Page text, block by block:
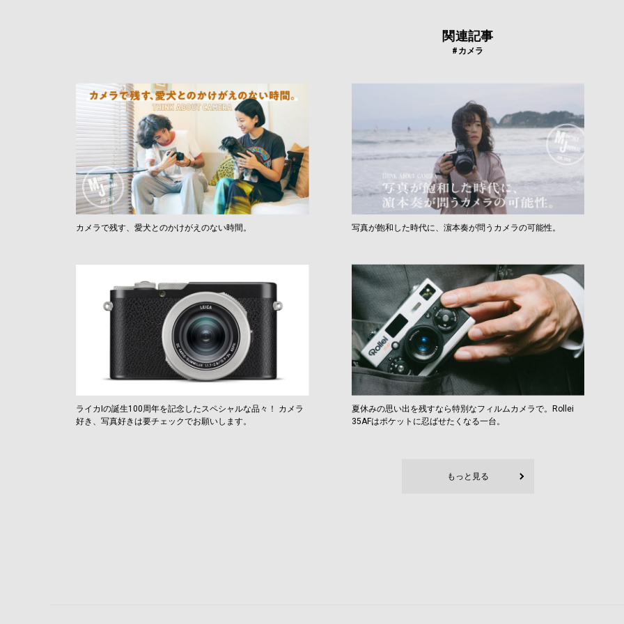
関連記事
#カメラ
カメラで残す、愛犬とのかけがえのない時間。 写真が飽和した時代に、濵本奏が問うカメラの可能性。
ライカIの誕生100周年を記念したスペシャルな品々！ カメラ
好き、写真好きは要チェックでお願いします。
夏休みの思い出を残すなら特別なフィルムカメラで。Rollei
35AFはポケットに忍ばせたくなる一台。
もっと見る